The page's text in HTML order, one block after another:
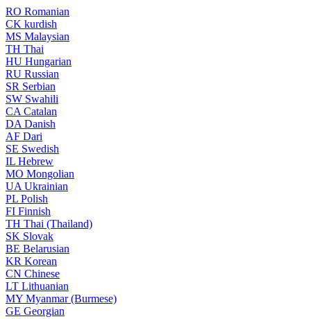
RO Romanian
CK kurdish
MS Malaysian
TH Thai
HU Hungarian
RU Russian
SR Serbian
SW Swahili
CA Catalan
DA Danish
AF Dari
SE Swedish
IL Hebrew
MO Mongolian
UA Ukrainian
PL Polish
FI Finnish
TH Thai (Thailand)
SK Slovak
BE Belarusian
KR Korean
CN Chinese
LT Lithuanian
MY Myanmar (Burmese)
GE Georgian